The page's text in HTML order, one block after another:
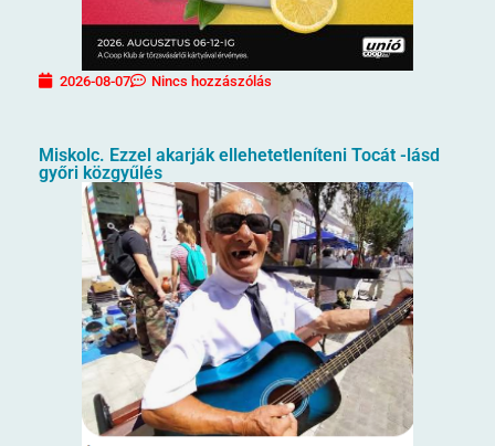
2026-08-07 Nincs hozzászólás
Miskolc. Ezzel akarják ellehetetleníteni Tocát -lásd
győri közgyűlés